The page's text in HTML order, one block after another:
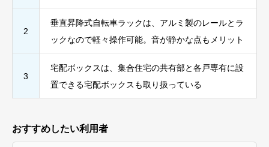
2
垂直昇降式自転車ラックは、アルミ製のレールとラ
ックなので軽々操作可能。音が静かな点もメリット
3
宅配ボックスは、集合住宅の共有部と各戸専有に設
置できる宅配ボックスも取り扱っている
おすすめしたい利用者